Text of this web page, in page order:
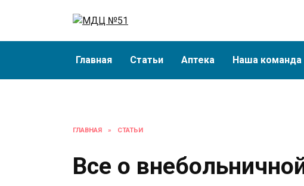
Главная Статьи Аптека Наша команда
ГЛАВНАЯ » СТАТЬИ
Все о